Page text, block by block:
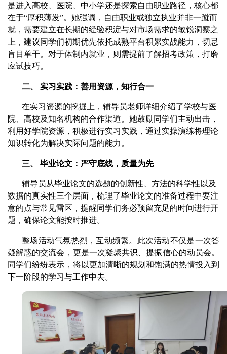
是进入高校、医院、中小学还是探索自由职业路径，核心都
在于“厚积薄发”。 她强调，自由职业或独立执业并非一蹴而
就，需要建立在长期的经验积淀与对市场需求的敏锐洞察之
上，建议同学们初期优先依托成熟平台积累实战能力，切忌
盲目单干。对于体制内就业，则需提前了解招考政策，打磨
应试技巧。
二、 实习实践：善用资源，知行合一
在实习资源的挖掘上，辅导员老师详细介绍了学校与医
院、高校及知名机构的合作渠道。 她鼓励同学们主动出击，
利用好学院资源，积极进行实习实践 ，通过实操演练将理论
知识转化为解决实际问题的能力。
三、 毕业论文：严守底线，质量为先
辅导员从毕业论文的选题的创新性、方法的科学性以及
数据的真实性三个层面，梳理了毕业论文的准备过程中要注
意的点与常见雷区，提醒同学们务必预留充足的时间进行开
题 ，确保论文能按时推进。
整场活动气氛热烈，互动频繁。此次活动不仅是一次答
疑解惑的交流会，更是一次凝聚共识、提振信心的动员会。
同学们纷纷表示，将以更加清晰的规划和饱满的热情投入到
下一阶段的学习与工作中去。